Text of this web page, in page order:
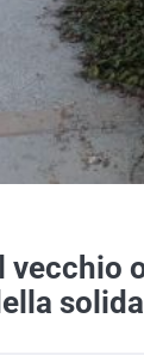
vecchio